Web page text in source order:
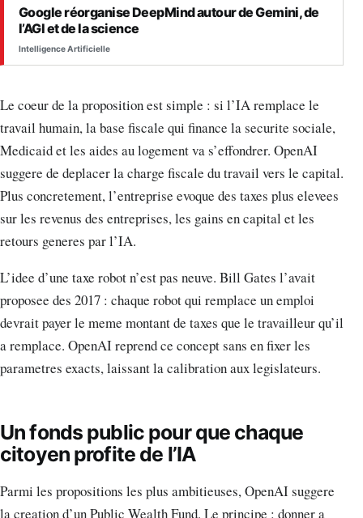
Google réorganise DeepMind autour de Gemini, de
l’AGI et de la science
Intelligence Artificielle
Le coeur de la proposition est simple : si l’IA remplace le
travail humain, la base fiscale qui finance la securite sociale,
Medicaid et les aides au logement va s’effondrer. OpenAI
suggere de deplacer la charge fiscale du travail vers le capital.
Plus concretement, l’entreprise evoque des taxes plus elevees
sur les revenus des entreprises, les gains en capital et les
retours generes par l’IA.
L’idee d’une taxe robot n’est pas neuve. Bill Gates l’avait
proposee des 2017 : chaque robot qui remplace un emploi
devrait payer le meme montant de taxes que le travailleur qu’il
a remplace. OpenAI reprend ce concept sans en fixer les
parametres exacts, laissant la calibration aux legislateurs.
Un fonds public pour que chaque
citoyen profite de l’IA
Parmi les propositions les plus ambitieuses, OpenAI suggere
la creation d’un Public Wealth Fund. Le principe : donner a